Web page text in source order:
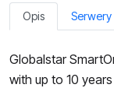
Opis Serwery
Globalstar
with up to 10